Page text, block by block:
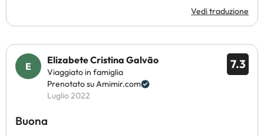
Vedi traduzione
7.3
Elizabete Cristina Galvão
Viaggiato in famiglia
Prenotato su Amimir.com
Luglio 2022
Buona